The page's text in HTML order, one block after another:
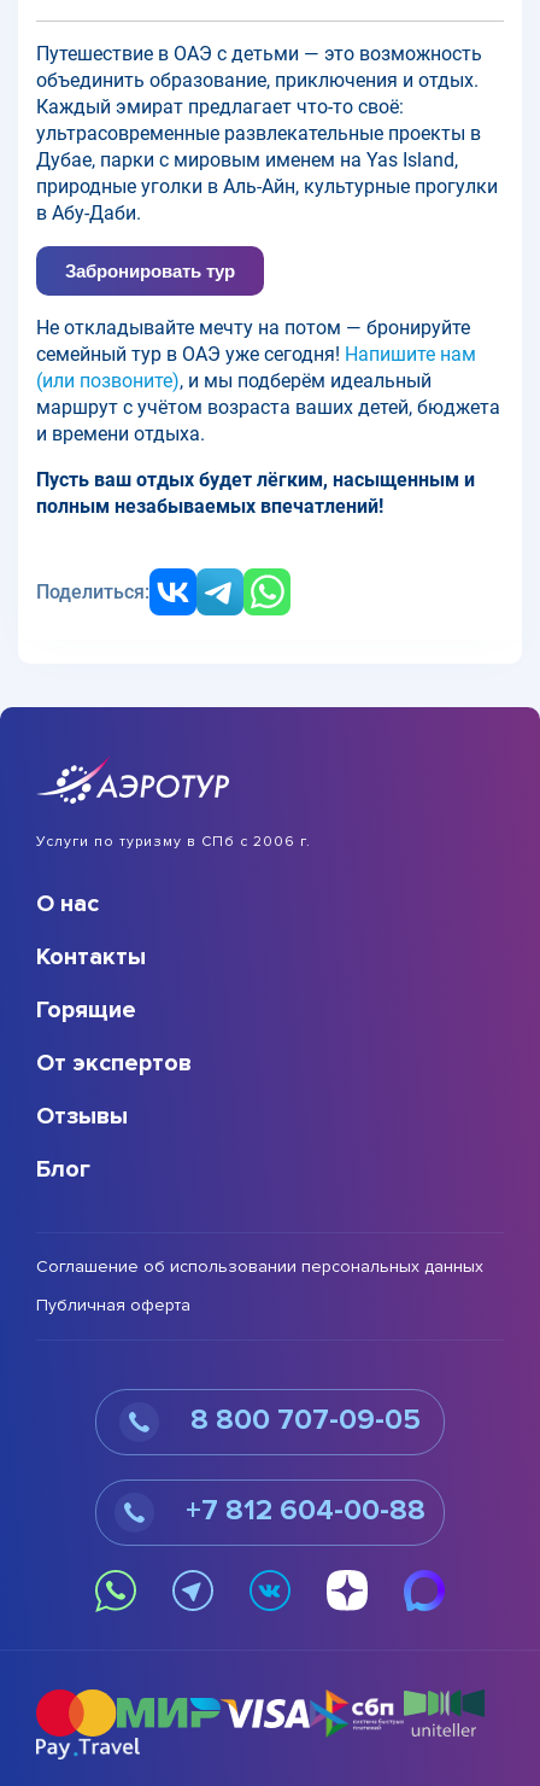
Путешествие в ОАЭ с детьми — это возможность
объединить образование, приключения и отдых.
Каждый эмират предлагает что-то своё:
ультрасовременные развлекательные проекты в
Дубае, парки с мировым именем на Yas Island,
природные уголки в Аль-Айн, культурные прогулки
в Абу-Даби.
Забронировать тур
Не откладывайте мечту на потом — бронируйте
семейный тур в ОАЭ уже сегодня! Напишите нам
(или позвоните), и мы подберём идеальный
маршрут с учётом возраста ваших детей, бюджета
и времени отдыха.
Пусть ваш отдых будет лёгким, насыщенным и
полным незабываемых впечатлений!
Поделиться:
Услуги по туризму в СПб с 2006 г.
О нас
Контакты
Горящие
От экспертов
Отзывы
Блог
Соглашение об использовании персональных данных
Публичная оферта
8 800 707-09-05
+7 812 604-00-88